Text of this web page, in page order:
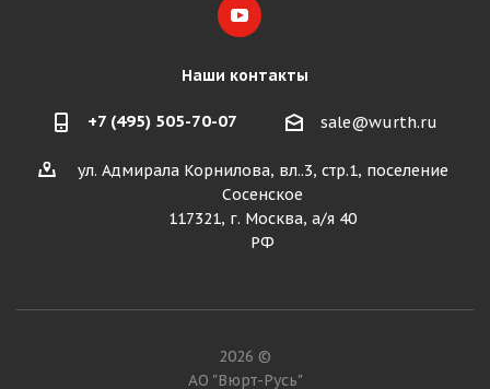
Наши контакты
+7 (495) 505-70-07 sale@wurth.ru
ул. Адмирала Корнилова, вл..3, стр.1, поселение
Сосенское
117321, г. Москва, а/я 40
РФ
2026 ©
АО "Вюрт-Русь"